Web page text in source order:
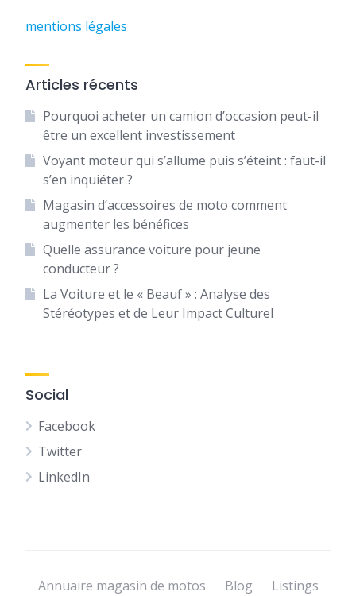
mentions légales
Articles récents
Pourquoi acheter un camion d’occasion peut-il
être un excellent investissement
Voyant moteur qui s’allume puis s’éteint : faut-il
s’en inquiéter ?
Magasin d’accessoires de moto comment
augmenter les bénéfices
Quelle assurance voiture pour jeune
conducteur ?
La Voiture et le « Beauf » : Analyse des
Stéréotypes et de Leur Impact Culturel
Social
Facebook
Twitter
LinkedIn
Annuaire magasin de motos Blog Listings